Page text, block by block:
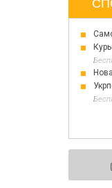
Основы для
Травы для
Глина
1 октября
Украины